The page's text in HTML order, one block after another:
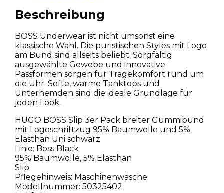
Beschreibung
BOSS Underwear ist nicht umsonst eine
klassische Wahl. Die puristischen Styles mit Logo
am Bund sind allseits beliebt. Sorgfältig
ausgewählte Gewebe und innovative
Passformen sorgen für Tragekomfort rund um
die Uhr. Softe, warme Tanktops und
Unterhemden sind die ideale Grundlage für
jeden Look.
HUGO BOSS Slip 3er Pack breiter Gummibund
mit Logoschriftzug 95% Baumwolle und 5%
Elasthan Uni schwarz
Linie: Boss Black
95% Baumwolle, 5% Elasthan
Slip
Pflegehinweis: Maschinenwäsche
Modellnummer: 50325402